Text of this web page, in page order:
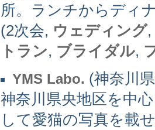
所。ランチからディ
(2次会, ウェディング,
トラン, ブライダル,
YMS Labo. (神奈川
神奈川県央地区を中
して愛猫の写真を載